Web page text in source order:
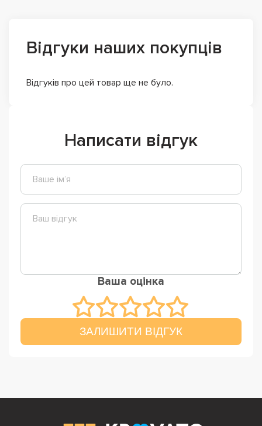
Відгуки наших покупців
Відгуків про цей товар ще не було.
Написати відгук
Ваша оцінка
ЗАЛИШИТИ ВІДГУК